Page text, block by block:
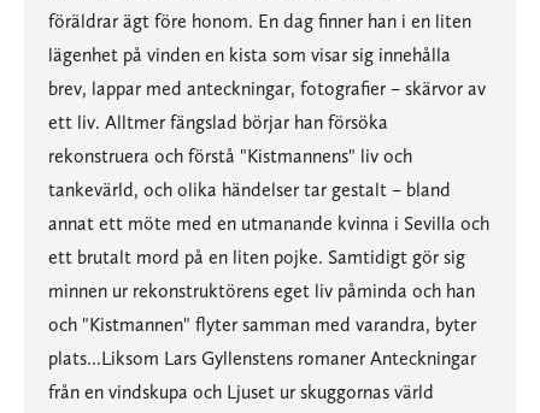
föräldrar ägt före honom. En dag finner han i en liten
lägenhet på vinden en kista som visar sig innehålla
brev, lappar med anteckningar, fotografier – skärvor av
ett liv. Alltmer fängslad börjar han försöka
rekonstruera och förstå "Kistmannens" liv och
tankevärld, och olika händelser tar gestalt – bland
annat ett möte med en utmanande kvinna i Sevilla och
ett brutalt mord på en liten pojke. Samtidigt gör sig
minnen ur rekonstruktörens eget liv påminda och han
och "Kistmannen" flyter samman med varandra, byter
plats...Liksom Lars Gyllenstens romaner Anteckningar
från en vindskupa och Ljuset ur skuggornas värld